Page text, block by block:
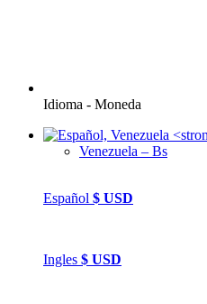
Idioma - Moneda
Venezuela – Bs
Español $ USD
Ingles $ USD